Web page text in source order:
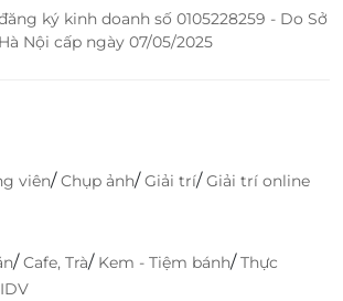
ký kinh doanh số 0105228259 - Do Sở
Nội cấp ngày 07/05/2025
viên/Chụp ảnh/Giải trí/Giải trí online
/Cafe, Trà/ Kem - Tiệm bánh/Thực